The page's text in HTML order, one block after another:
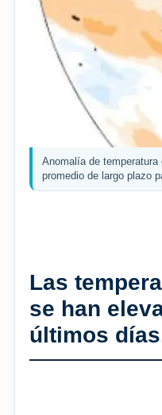
Anomalía de
promedio de largo plazo
Las
se han
últimos